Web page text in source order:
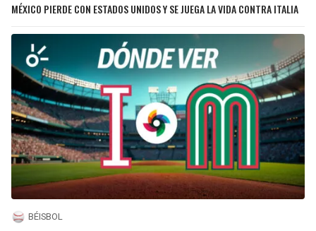
MÉXICO PIERDE CON ESTADOS UNIDOS Y SE JUEGA LA VIDA CONTRA ITALIA
BÉISBOL